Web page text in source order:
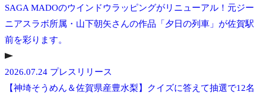
SAGA MADOのウインドウラッピングがリニューアル！元ジー
ニアスラボ所属・山下朝矢さんの作品「夕日の列車」が佐賀駅
前を彩ります。
2026.07.24 プレスリリース
【神埼そうめん＆佐賀県産豊水梨】クイズに答えて抽選で12名